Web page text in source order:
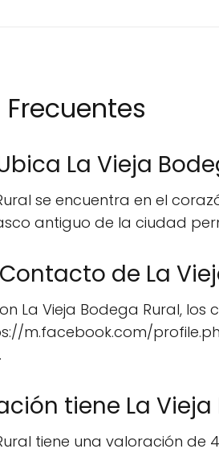
La Vieja
se encuentra en el
antiguo de la ciudad
de La
La Vieja Bodega Rural, los
m.facebook.com/
tiene La
tiene una valoración